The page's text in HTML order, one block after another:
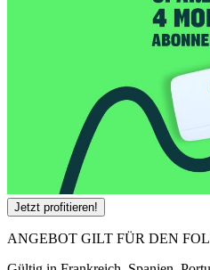
Jetzt profitieren!
ANGEBOT GILT FÜR DEN